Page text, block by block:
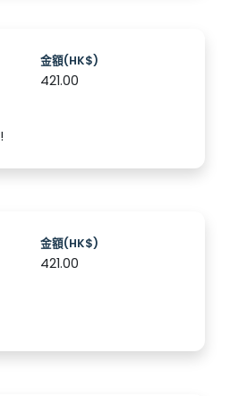
金額(HK$)
421.00
金額(HK$)
421.00